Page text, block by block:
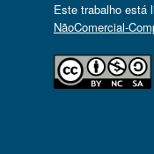
Este trabalho está
NãoComercial-